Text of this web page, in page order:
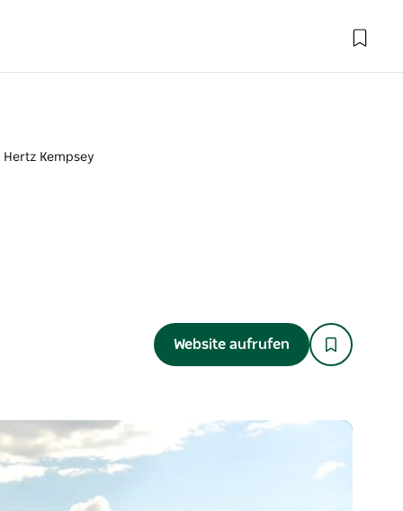
Hertz Kempsey
Website aufrufen